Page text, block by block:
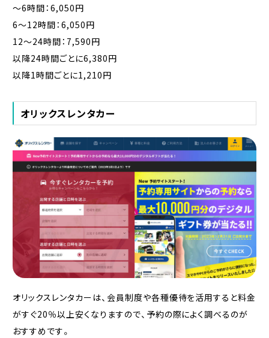
〜6時間：6,050円
6〜12時間：6,050円
12〜24時間：7,590円
以降24時間ごとに6,380円
以降1時間ごとに1,210円
オリックスレンタカー
オリックスレンタカーは、会員制度や各種優待を活用すると料金
がすぐ20％以上安くなりますので、予約の際によく調べるのが
おすすめです。